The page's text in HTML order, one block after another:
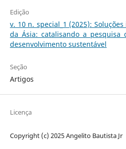
Edição
v. 10 n. special_1 (2025):
da Ásia: catalisando a pesquisa
desenvolvimento sustentável
Seção
Artigos
Licença
Copyright (c) 2025 Angelito Bautista Jr